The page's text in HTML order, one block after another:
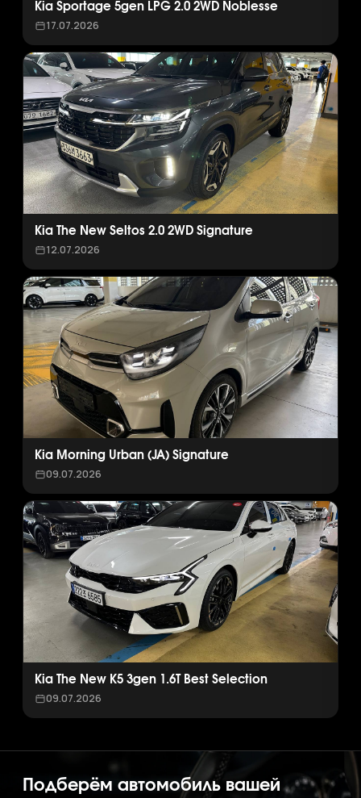
Kia Sportage 5gen LPG 2.0 2WD Noblesse
17.07.2026
Kia The New Seltos 2.0 2WD Signature
12.07.2026
Kia Morning Urban (JA) Signature
09.07.2026
Kia The New K5 3gen 1.6T Best Selection
09.07.2026
Подберём автомобиль вашей